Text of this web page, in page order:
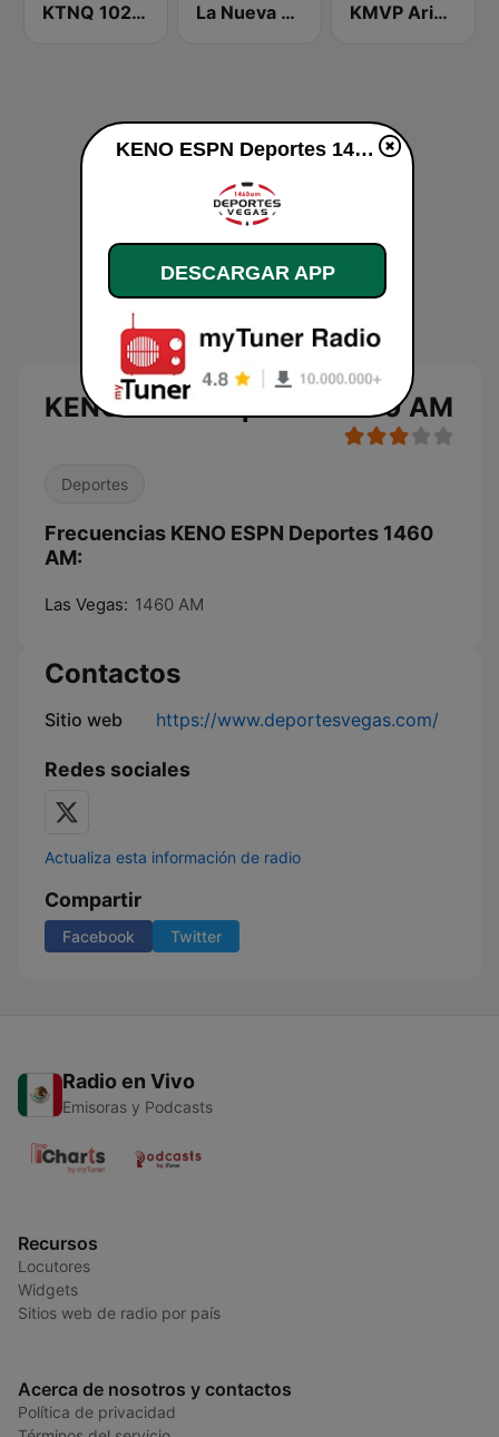
KTNQ 1020 AM La Nueva Poderosa 990 KMVP Arizona Sports 98.7 FM
KENO ESPN Deportes 1460 AM
Deportes
Frecuencias KENO ESPN Deportes 1460
AM:
Las Vegas: 1460 AM
Contactos
Sitio web https://www.deportesvegas.com/
Redes sociales
Actualiza esta información de radio
Compartir
Facebook Twitter
Radio en Vivo
Emisoras y Podcasts
Recursos
Locutores
Widgets
Sitios web de radio por país
Acerca de nosotros y contactos
Política de privacidad
KENO ESPN Deportes 1460 AM en vivo
DESCARGAR APP